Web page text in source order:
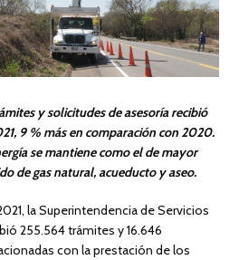
y solicitudes de asesoría recibió
9 % más en comparación con 2020.
se mantiene como el de mayor
de gas natural, acueducto y aseo.
la Superintendencia de Servicios
255.564 trámites y 16.646
con la prestación de los